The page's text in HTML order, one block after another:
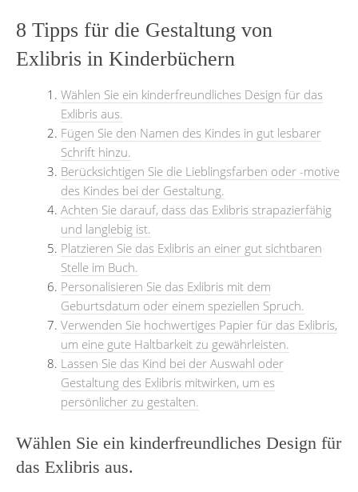
8 Tipps für die Gestaltung von
Exlibris in Kinderbüchern
Wählen Sie ein kinderfreundliches Design für das
Exlibris aus.
Fügen Sie den Namen des Kindes in gut lesbarer
Schrift hinzu.
Berücksichtigen Sie die Lieblingsfarben oder -motive
des Kindes bei der Gestaltung.
Achten Sie darauf, dass das Exlibris strapazierfähig
und langlebig ist.
Platzieren Sie das Exlibris an einer gut sichtbaren
Stelle im Buch.
Personalisieren Sie das Exlibris mit dem
Geburtsdatum oder einem speziellen Spruch.
Verwenden Sie hochwertiges Papier für das Exlibris,
um eine gute Haltbarkeit zu gewährleisten.
Lassen Sie das Kind bei der Auswahl oder
Gestaltung des Exlibris mitwirken, um es
persönlicher zu gestalten.
Wählen Sie ein kinderfreundliches Design für
das Exlibris aus.